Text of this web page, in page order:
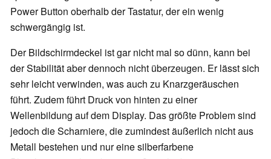
Power Button oberhalb der Tastatur, der ein wenig
schwergängig ist.
Der Bildschirmdeckel ist gar nicht mal so dünn, kann bei
der Stabilität aber dennoch nicht überzeugen. Er lässt sich
sehr leicht verwinden, was auch zu Knarzgeräuschen
führt. Zudem führt Druck von hinten zu einer
Wellenbildung auf dem Display. Das größte Problem sind
jedoch die Scharniere, die zumindest äußerlich nicht aus
Metall bestehen und nur eine silberfarbene